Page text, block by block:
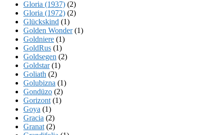
Gloria (1937) (2)
Gloria (1972) (2)
Glückskind (1)
Golden Wonder(1)
Goldniere (1)
GoldRus (1)
Goldsegen (2)
Goldstar(1)
Goliath (2)
Golubizna (1)
Gondüzo (2)
Gorizont (1)
Goya (1)
Gracia (2)
Granat (2)